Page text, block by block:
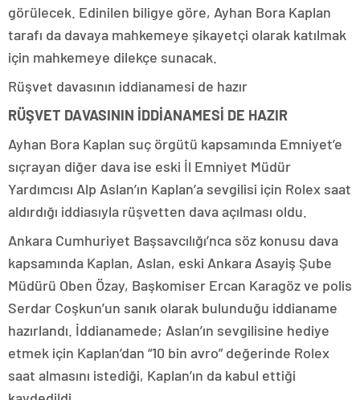
görülecek. Edinilen biligye göre, Ayhan Bora Kaplan
tarafı da davaya mahkemeye şikayetçi olarak katılmak
için mahkemeye dilekçe sunacak.
Rüşvet davasının iddianamesi de hazır
RÜŞVET DAVASININ İDDİANAMESİ DE HAZIR
Ayhan Bora Kaplan suç örgütü kapsamında Emniyet’e
sıçrayan diğer dava ise eski İl Emniyet Müdür
Yardımcısı Alp Aslan’ın Kaplan’a sevgilisi için Rolex saat
aldırdığı iddiasıyla rüşvetten dava açılması oldu.
Ankara Cumhuriyet Başsavcılığı’nca söz konusu dava
kapsamında Kaplan, Aslan, eski Ankara Asayiş Şube
Müdürü Oben Özay, Başkomiser Ercan Karagöz ve polis
Serdar Coşkun’un sanık olarak bulunduğu iddianame
hazırlandı. İddianamede; Aslan’ın sevgilisine hediye
etmek için Kaplan’dan “10 bin avro” değerinde Rolex
saat almasını istediği, Kaplan’ın da kabul ettiği